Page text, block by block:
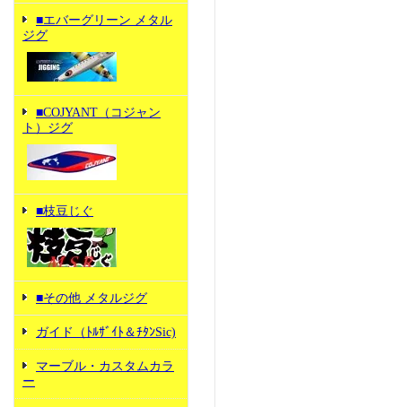
■エバーグリーン メタル
ジグ
■COJYANT（コジャン
ト）ジグ
■枝豆じぐ
■その他 メタルジグ
ガイド（ﾄﾙｻﾞｲﾄ＆ﾁﾀﾝSic)
マーブル・カスタムカラ
ー